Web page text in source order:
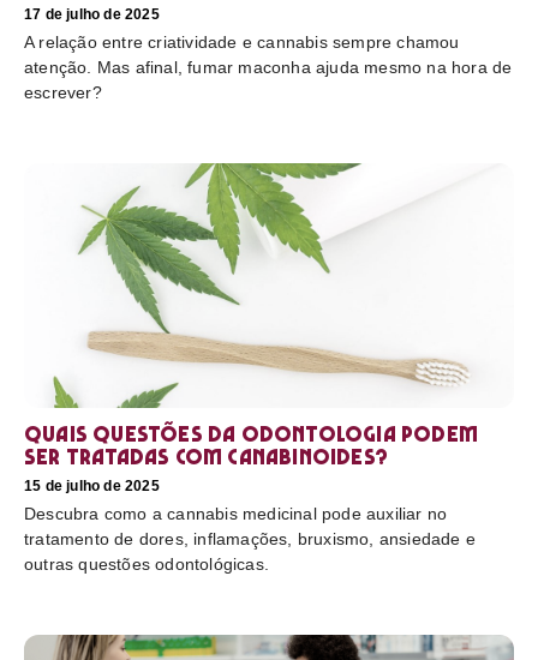
17 de julho de 2025
A relação entre criatividade e cannabis sempre chamou
atenção. Mas afinal, fumar maconha ajuda mesmo na hora de
escrever?
Quais questões da odontologia podem
ser tratadas com canabinoides?
15 de julho de 2025
Descubra como a cannabis medicinal pode auxiliar no
tratamento de dores, inflamações, bruxismo, ansiedade e
outras questões odontológicas.